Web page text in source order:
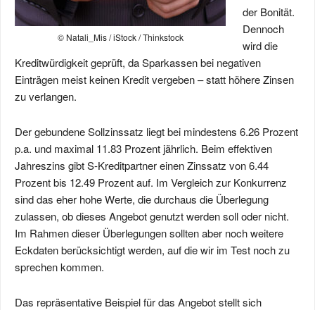
© Natali_Mis / iStock / Thinkstock
der Bonität.
Dennoch
wird die
Kreditwürdigkeit geprüft, da Sparkassen bei negativen
Einträgen meist keinen Kredit vergeben – statt höhere Zinsen
zu verlangen.
Der gebundene Sollzinssatz liegt bei mindestens 6.26 Prozent
p.a. und maximal 11.83 Prozent jährlich. Beim effektiven
Jahreszins gibt S-Kreditpartner einen Zinssatz von 6.44
Prozent bis 12.49 Prozent auf. Im Vergleich zur Konkurrenz
sind das eher hohe Werte, die durchaus die Überlegung
zulassen, ob dieses Angebot genutzt werden soll oder nicht.
Im Rahmen dieser Überlegungen sollten aber noch weitere
Eckdaten berücksichtigt werden, auf die wir im Test noch zu
sprechen kommen.
Das repräsentative Beispiel für das Angebot stellt sich